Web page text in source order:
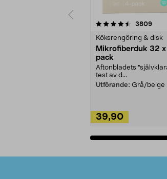
3809
Köksrengöring & disk
Mikrofiberduk 32 x
pack
Aftonbladets
test av d...
Utförande: Grå/beige
39,90
4.0av 5